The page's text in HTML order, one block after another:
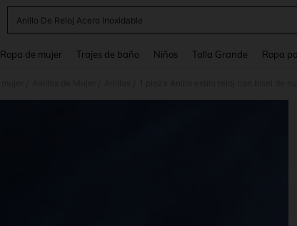
Anillo De Reloj Acero Inoxidable
Ropa de mujer Trajes de baño Niños Talla Grande Ropa